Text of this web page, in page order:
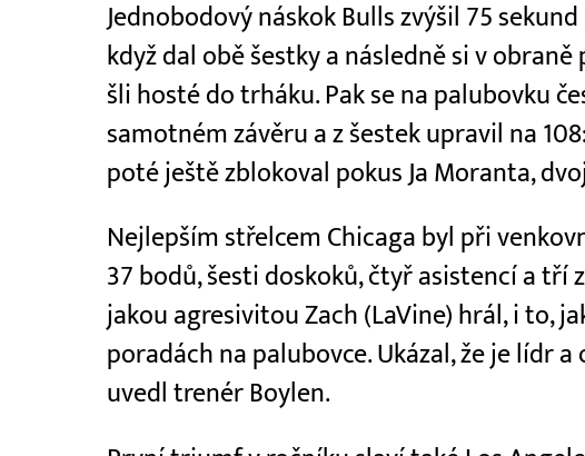
Jednobodový náskok Bulls zvýšil 75
když dal obě šestky a následně si v
šli hosté do trháku. Pak se na palubovku
samotném závěru a z šestek upravil na
poté ještě zblokoval pokus Ja Moranta,
Nejlepším střelcem Chicaga byl při
37 bodů, šesti doskoků, čtyř asistencí a tří
jakou agresivitou Zach (LaVine) hrál, i to,
poradách na palubovce. Ukázal, že je lídr
uvedl trenér Boylen.